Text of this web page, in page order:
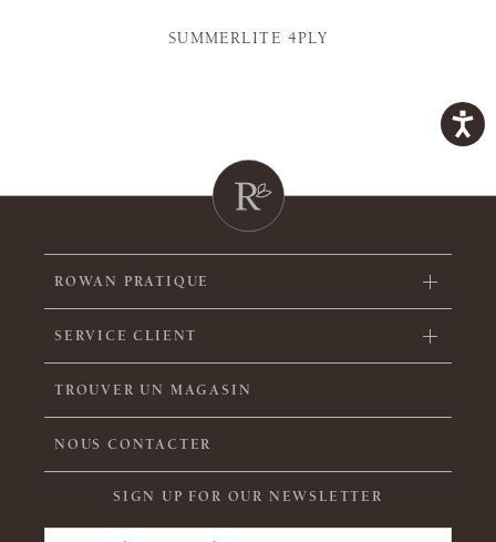
SUMMERLITE 4PLY
ROWAN PRATIQUE
SERVICE CLIENT
TROUVER UN MAGASIN
NOUS CONTACTER
SIGN UP FOR OUR NEWSLETTER